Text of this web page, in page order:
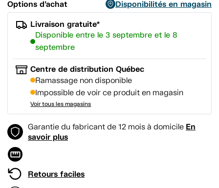
Options d’achat
Disponibilités en magasin
Livraison gratuite*
Disponible entre le 3 septembre et le 8
septembre
Centre de distribution Québec
Ramassage non disponible
Impossible de voir ce produit en magasin
Voir tous les magasins
Garantie du fabricant de 12 mois à domicile En
savoir plus
Retours faciles